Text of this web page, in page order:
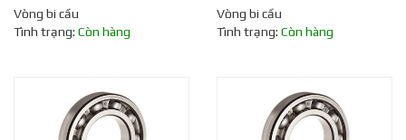
Vòng bi cầu
Tình trạng: Còn hàng
Vòng bi cầu
Tình trạng: Còn hàng